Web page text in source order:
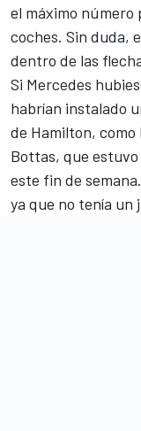
el máximo número
coches. Sin duda,
dentro de las
Si Mercedes
habrían instalado
de Hamilton,
Bottas, que
este fin de
ya que no tenía un